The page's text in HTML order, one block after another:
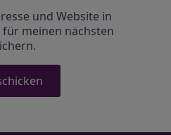
und Website in
meinen nächsten